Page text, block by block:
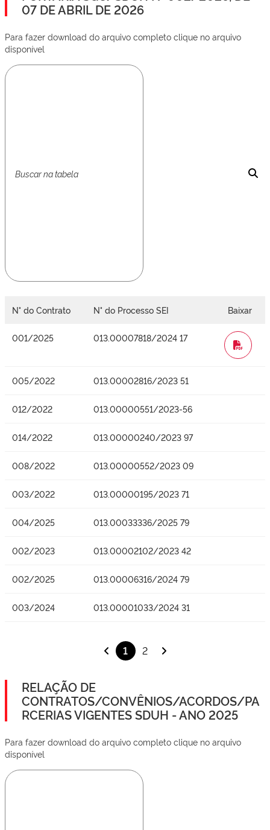
07 DE ABRIL DE 2026
Para fazer download do arquivo completo clique no arquivo
disponível
N° do Contrato N° do Processo SEI Baixar
001/2025 013.00007818/2024 17
WORD
005/2022 013.00002816/2023 51
012/2022 013.00000551/2023-56
014/2022 013.00000240/2023 97
008/2022 013.00000552/2023 09
003/2022 013.00000195/2023 71
004/2025 013.00033336/2025 79
002/2023 013.00002102/2023 42
002/2025 013.00006316/2024 79
003/2024 013.00001033/2024 31
1 2
RELAÇÃO DE
CONTRATOS/CONVÊNIOS/ACORDOS/PA
RCERIAS VIGENTES SDUH - ANO 2025
Para fazer download do arquivo completo clique no arquivo
disponível